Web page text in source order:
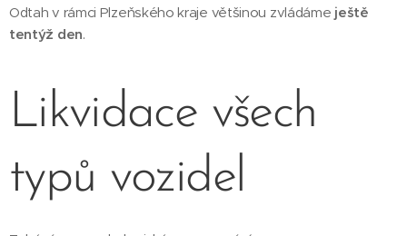
Odtah v rámci Plzeňského kraje většinou zvládáme ještě
tentýž den.
Likvidace všech
typů vozidel